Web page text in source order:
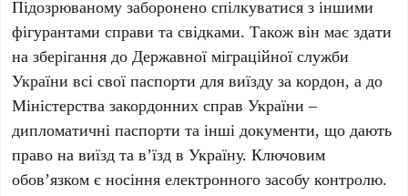
Підозрюваному заборонено спілкуватися з іншими
фігурантами справи та свідками. Також він має здати
на зберігання доДержавної міграційної служби
України всі свої паспорти для виїзду за кордон, а до
Міністерства закордонних справ України –
дипломатичні паспорти та інші документи, що дають
право на виїзд та вʼїзд в Україну. Ключовим
обов’язком є носіння електронного засобу контролю.